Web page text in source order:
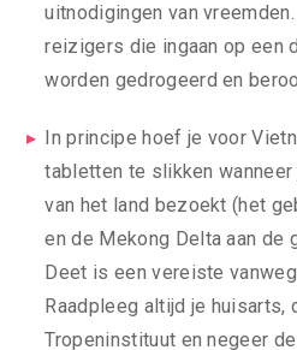
uitnodigingen van
reizigers die ingaan op een
worden gedrogeerd en
In principe hoef je voor
tabletten te slikken
van het land bezoekt (het
en de Mekong Delta aan de
Deet is een vereiste
Raadpleeg altijd je huisarts,
Tropeninstituut en negeer